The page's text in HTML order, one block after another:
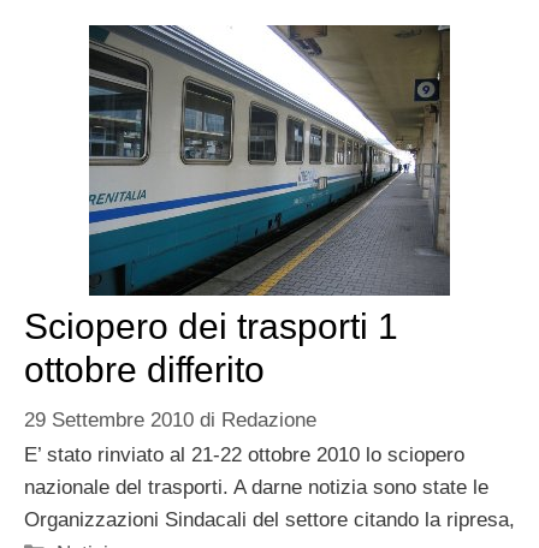
Sciopero dei trasporti 1
ottobre differito
29 Settembre 2010 di Redazione
E’ stato rinviato al 21-22 ottobre 2010 lo sciopero
nazionale del trasporti. A darne notizia sono state le
Organizzazioni Sindacali del settore citando la ripresa,